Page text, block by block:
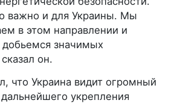
важно и для Украины. Мы
в этом направлении и
значимых
он.
что Украина видит огромный
укрепления